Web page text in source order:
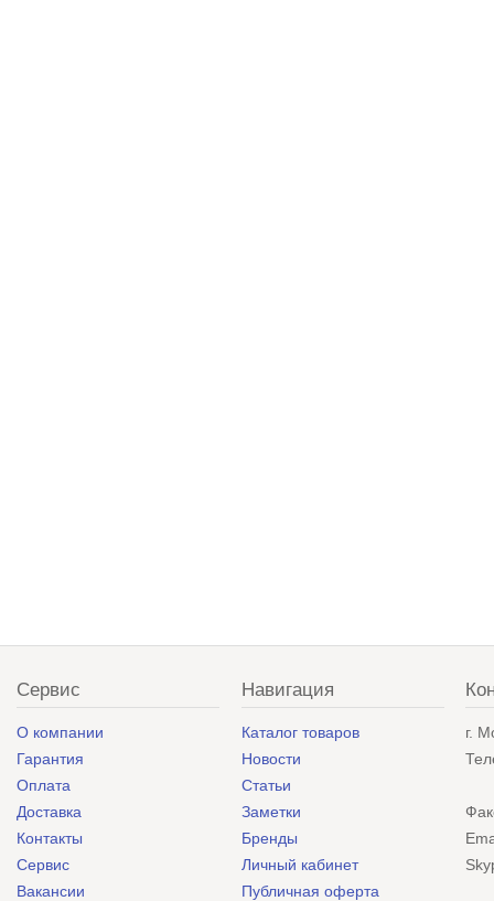
Сервис
О компании
Гарантия
Оплата
Доставка
Контакты
Сервис
Вакансии
Навигация
Каталог товаров
Новости
Статьи
Заметки
Бренды
Личный кабинет
Публичная оферта
г.